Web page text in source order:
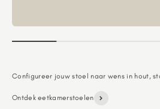
Ontdek eetkamerstoelen